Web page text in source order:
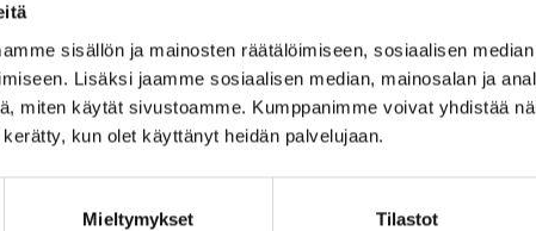
sisällön ja mainosten räätälöimiseen, sosiaalisen
Lisäksi jaamme sosiaalisen median, mainosalan ja
miten käytät sivustoamme. Kumppanimme voivat yhdistää
kun olet käyttänyt heidän palvelujaan.
Mieltymykset Tilastot
tavoitteita vahvistamalla pientalojen
vähentävät kuormitushuippuja ja tukevat
tietoa koulutukseen, yrityksille ja